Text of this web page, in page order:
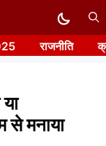
राजनीति
से मनाया